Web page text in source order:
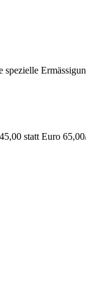
statt Euro